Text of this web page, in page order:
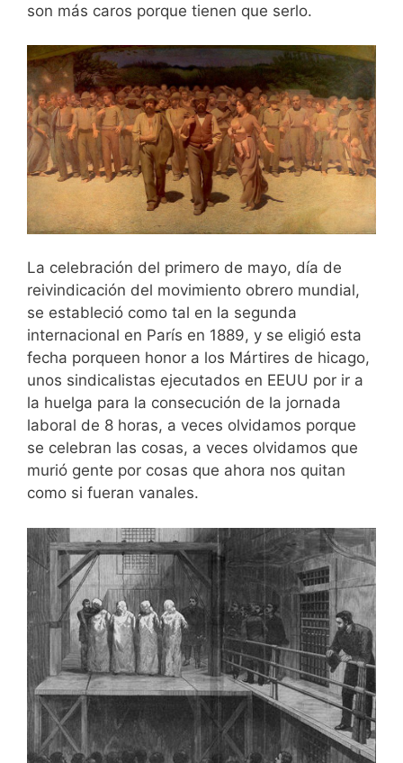
son más caros porque tienen que serlo.
La celebración del primero de mayo, día de
reivindicación del movimiento obrero mundial,
se estableció como tal en la segunda
internacional en París en 1889, y se eligió esta
fecha porqueen honor a los Mártires de hicago,
unos sindicalistas ejecutados en EEUU por ir a
la huelga para la consecución de la jornada
laboral de 8 horas, a veces olvidamos porque
se celebran las cosas, a veces olvidamos que
murió gente por cosas que ahora nos quitan
como si fueran vanales.